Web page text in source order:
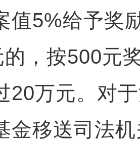
值5%给予奖
的，按500元
20万元。对
金移送司法